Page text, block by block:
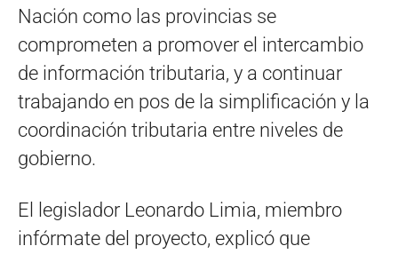
Nación como las provincias se
comprometen a promover el intercambio
de información tributaria, y a continuar
trabajando en pos de la simplificación y la
coordinación tributaria entre niveles de
gobierno.
El legislador Leonardo Limia, miembro
infórmate del proyecto, explicó que